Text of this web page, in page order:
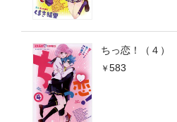
ちっ恋！（４）
583